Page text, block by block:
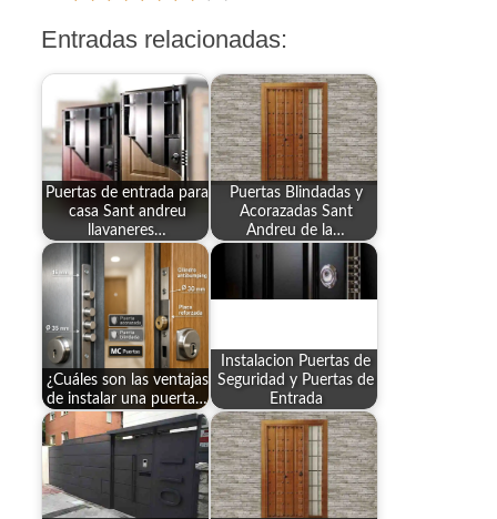
Entradas relacionadas:
Puertas de entrada para
casa Sant andreu
llavaneres…
Puertas Blindadas y
Acorazadas Sant
Andreu de la…
¿Cuáles son las ventajas
de instalar una puerta…
Instalacion Puertas de
Seguridad y Puertas de
Entrada